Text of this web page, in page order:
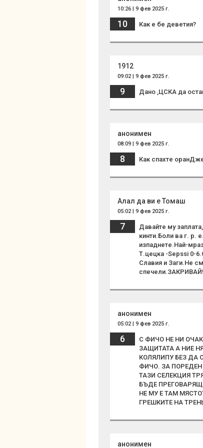
10:26 | 9 фев 2025 г.
10 Как е бе деветия?
1912
09:02 | 9 фев 2025 г.
9 Дано ,ЦСКА да
анонимен
08:09 | 9 фев 2025 г.
8 Как спахте
Алал да ви е Томаш
05:02 | 9 фев 2025 г.
7
Давайте му
кинти.Боли ва г. р.
изпаднете.Най-
Т.цецка -Sepssi 0-
Славия и Заги.Не
анонимен
05:02 | 9 фев 2025 г.
6
С ФИЧО НЕ НИ
ЗАЩИТАТА А НИЕ
КОЛЯЛИПУ БЕЗ ДА
ФИЧО. ЗА
ТАЗИ СЕЛЕКЦИЯ
БЪДЕ
НЕ МУ Е ТАМ
ГРЕШКИТЕ НА
анонимен